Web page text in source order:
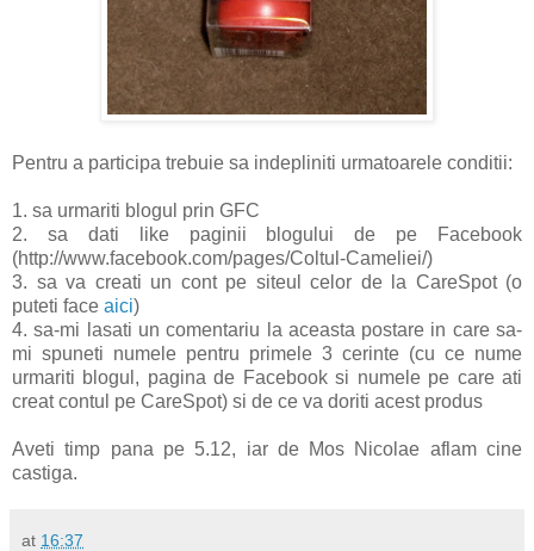
Pentru a participa trebuie sa indepliniti urmatoarele conditii:
1. sa urmariti blogul prin GFC
2. sa dati like paginii blogului de pe Facebook
(http://www.facebook.com/pages/Coltul-Cameliei/)
3. sa va creati un cont pe siteul celor de la CareSpot (o
puteti face aici)
4. sa-mi lasati un comentariu la aceasta postare in care sa-
mi spuneti numele pentru primele 3 cerinte (cu ce nume
urmariti blogul, pagina de Facebook si numele pe care ati
creat contul pe CareSpot) si de ce va doriti acest produs
Aveti timp pana pe 5.12, iar de Mos Nicolae aflam cine
castiga.
at 16:37